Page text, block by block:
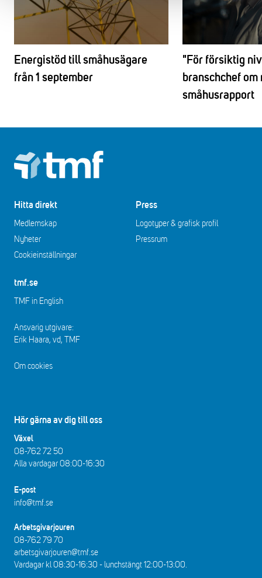
Energistöd till småhusägare
från 1 september
"För försiktig
branschchef om
småhusrapport
Footer
Hitta direkt
Medlemskap
Nyheter
Cookieinställningar
Press
Logotyper & grafisk profil
Pressrum
tmf.se
TMF in English
Ansvarig utgivare:
Erik Haara, vd, TMF
Om cookies
Hör gärna av dig till oss
Växel
08-762 72 50
Alla vardagar 08:00-16:30​​
E-post
info@tmf.se
Arbetsgivarjouren
08-762 79 70
arbetsgivarjouren@tmf.se
Vardagar kl 08:30-16:30 - lunchstängt 12:00-13:00​.